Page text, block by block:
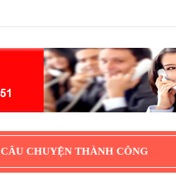
CÂU CHUYỆN THÀNH CÔNG